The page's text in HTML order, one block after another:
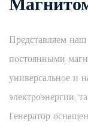
Представляем
постоянными
универсальное и
электроэнергии,
Генератор